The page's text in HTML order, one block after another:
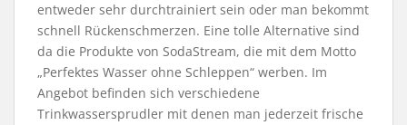
entweder sehr durchtrainiert sein oder man bekommt
schnell Rückenschmerzen. Eine tolle Alternative sind
da die Produkte von SodaStream, die mit dem Motto
„Perfektes Wasser ohne Schleppen“ werben. Im
Angebot befinden sich verschiedene
Trinkwassersprudler mit denen man jederzeit frische